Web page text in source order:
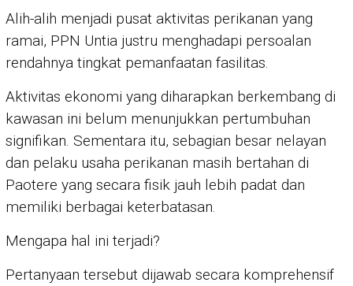
Alih-alih menjadi pusat aktivitas perikanan yang
ramai, PPN Untia justru menghadapi persoalan
rendahnya tingkat pemanfaatan fasilitas.
Aktivitas ekonomi yang diharapkan berkembang di
kawasan ini belum menunjukkan pertumbuhan
signifikan. Sementara itu, sebagian besar nelayan
dan pelaku usaha perikanan masih bertahan di
Paotere yang secara fisik jauh lebih padat dan
memiliki berbagai keterbatasan.
Mengapa hal ini terjadi?
Pertanyaan tersebut dijawab secara komprehensif